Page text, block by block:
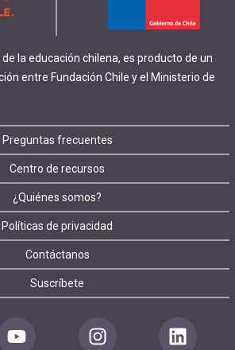
de la educación chilena, es producto de un
entre Fundación Chile y el Ministerio de
Preguntas frecuentes
Centro de recursos
¿Quiénes somos?
Políticas de privacidad
Contáctanos
Suscríbete